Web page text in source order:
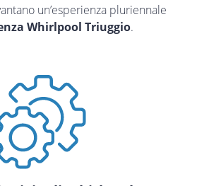
un’esperienza pluriennale
Whirlpool Triuggio.